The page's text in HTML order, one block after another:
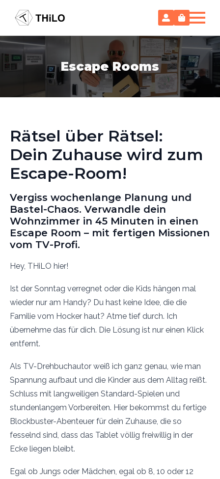
Escape Rooms
Rätsel über Rätsel:
Dein Zuhause wird zum
Escape-Room!
Vergiss wochenlange Planung und
Bastel-Chaos. Verwandle dein
Wohnzimmer in 45 Minuten in einen
Escape Room – mit fertigen Missionen
vom TV-Profi.
Hey, THiLO hier!
Ist der Sonntag verregnet oder die Kids hängen mal
wieder nur am Handy? Du hast keine Idee, die die
Familie vom Hocker haut? Atme tief durch. Ich
übernehme das für dich. Die Lösung ist nur einen Klick
entfernt.
Als TV-Drehbuchautor weiß ich ganz genau, wie man
Spannung aufbaut und die Kinder aus dem Alltag reißt.
Schluss mit langweiligen Standard-Spielen und
stundenlangem Vorbereiten. Hier bekommst du fertige
Blockbuster-Abenteuer für dein Zuhause, die so
fesselnd sind, dass das Tablet völlig freiwillig in der
Ecke liegen bleibt.
Egal ob Jungs oder Mädchen, egal ob 8, 10 oder 12